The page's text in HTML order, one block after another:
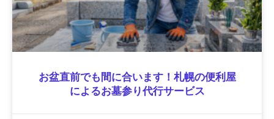
お盆直前でも間に合います！札幌の便利屋
によるお墓参り代行サービス